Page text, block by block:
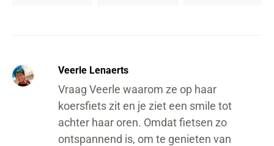
Veerle Lenaerts
Vraag Veerle waarom ze op haar
koersfiets zit en je ziet een smile tot
achter haar oren. Omdat fietsen zo
ontspannend is, om te genieten van